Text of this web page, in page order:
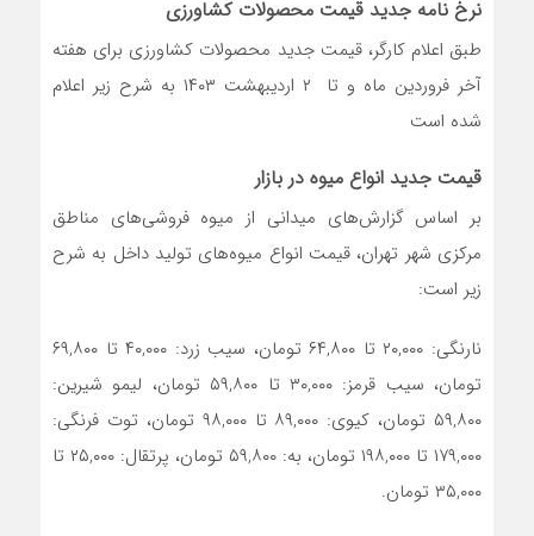
نرخ نامه جدید قیمت محصولات کشاورزی
طبق اعلام کارگر، قیمت جدید محصولات کشاورزی برای هفته
آخر فروردین ماه و تا ۲ اردیبهشت ۱۴۰۳ به شرح زیر اعلام
شده است
قیمت جدید انواع میوه در بازار
بر اساس گزارش‌های میدانی از میوه فروشی‌های مناطق
مرکزی شهر تهران، قیمت انواع میوه‌های تولید داخل به شرح
زیر است:
نارنگی: ۲۰,۰۰۰ تا ۶۴,۸۰۰ تومان، سیب زرد: ۴۰,۰۰۰ تا ۶۹,۸۰۰
تومان، سیب قرمز: ۳۰,۰۰۰ تا ۵۹,۸۰۰ تومان، لیمو شیرین:
۵۹,۸۰۰ تومان، کیوی: ۸۹,۰۰۰ تا ۹۸,۰۰۰ تومان، توت فرنگی:
۱۷۹,۰۰۰ تا ۱۹۸,۰۰۰ تومان، به: ۵۹,۸۰۰ تومان، پرتقال: ۲۵,۰۰۰ تا
۳۵,۰۰۰ تومان.